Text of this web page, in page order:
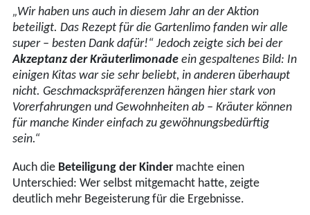
„Wir haben uns auch in diesem Jahr an der Aktion
beteiligt. Das Rezept für die Gartenlimo fanden wir alle
super – besten Dank dafür!“ Jedoch zeigte sich bei der
Akzeptanz der Kräuterlimonade ein gespaltenes Bild: In
einigen Kitas war sie sehr beliebt, in anderen überhaupt
nicht. Geschmackspräferenzen hängen hier stark von
Vorerfahrungen und Gewohnheiten ab – Kräuter können
für manche Kinder einfach zu gewöhnungsbedürftig
sein.“
Auch die Beteiligung der Kinder machte einen
Unterschied: Wer selbst mitgemacht hatte, zeigte
deutlich mehr Begeisterung für die Ergebnisse.